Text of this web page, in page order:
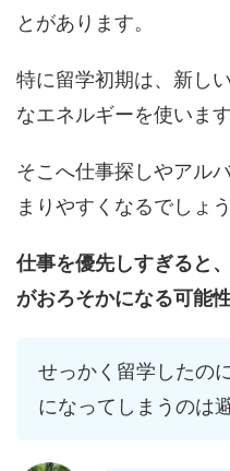
とがあります。
特に留学初期は、新し
なエネルギーを使います
そこへ仕事探しやアル
まりやすくなるでしょう
仕事を優先しすぎると
がおろそかになる可能
せっかく留学したの
になってしまうのは